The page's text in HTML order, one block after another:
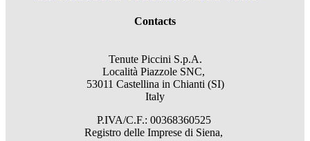
Contacts
Tenute Piccini S.p.A.
Località Piazzole SNC,
53011 Castellina in Chianti (SI)
Italy
P.IVA/C.F.: 00368360525
Registro delle Imprese di Siena,